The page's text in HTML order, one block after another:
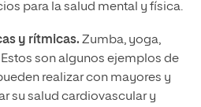
para la salud mental y física.
y rítmicas. Zumba, yoga,
son algunos ejemplos de
realizar con mayores y
su salud cardiovascular y